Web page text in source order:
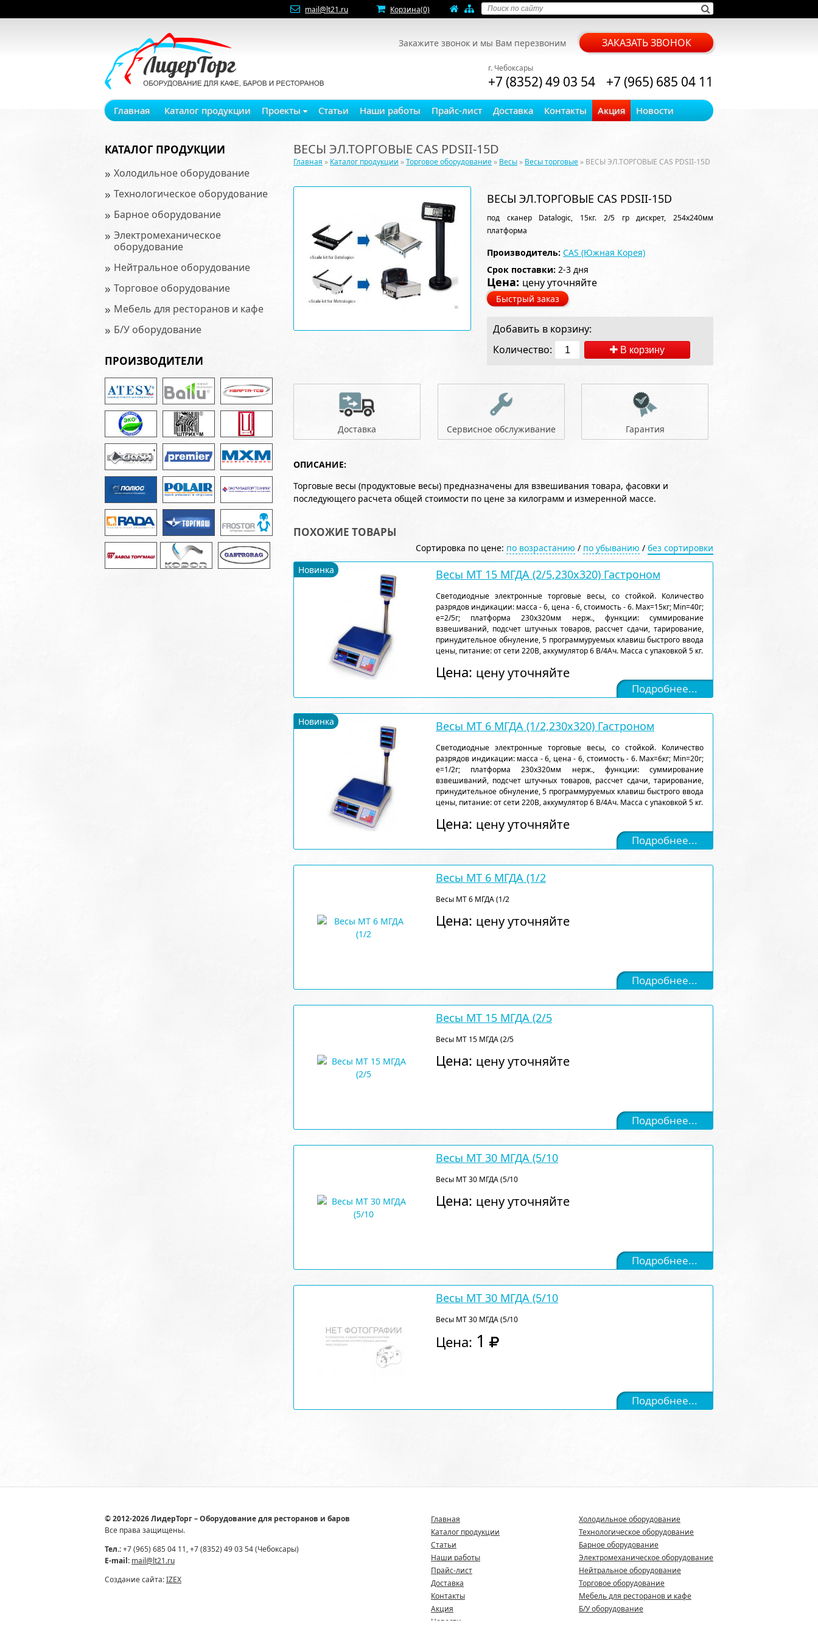
mail@lt21.ru Корзина(0)
Закажите звонок и мы Вам перезвоним ЗАКАЗАТЬ ЗВОНОК
г. Чебоксары
+7 (8352) 49 03 54 +7 (965) 685 04 11
Главная Каталог продукции Проекты Статьи Наши работы Прайс-лист Доставка Контакты Акция Новости
КАТАЛОГ ПРОДУКЦИИ
» Холодильное оборудование
» Технологическое оборудование
» Барное оборудование
» Электромеханическое
оборудование
» Нейтральное оборудование
» Торговое оборудование
» Мебель для ресторанов и кафе
» Б/У оборудование
ПРОИЗВОДИТЕЛИ
ВЕСЫ ЭЛ.ТОРГОВЫЕ CAS PDSII-15D
Главная » Каталог продукции »Торговое оборудование» Весы » Весы торговые » ВЕСЫ ЭЛ.ТОРГОВЫЕ CAS PDSII-15D
ВЕСЫ ЭЛ.ТОРГОВЫЕ CAS PDSII-15D
под сканер Datalogic, 15кг. 2/5 гр дискрет, 254х240мм
платформа
Производитель: CAS (Южная Корея)
Срок поставки: 2-3 дня
Цена: цену уточняйте
Быстрый заказ
Добавить в корзину:
Количество:
В корзину
Доставка Сервисное обслуживание Гарантия
ОПИСАНИЕ:
Торговые весы (продуктовые весы) предназначены для взвешивания товара, фасовки и
последующего расчета общей стоимости по цене за килограмм и измеренной массе.
ПОХОЖИЕ ТОВАРЫ
Сортировка по цене: по возрастанию / по убыванию / без сортировки
Новинка
Весы МТ 15 МГДА (2/5,230х320) Гастроном
Светодиодные электронные торговые весы, со стойкой. Количество
разрядов индикации: масса - 6, цена - 6, стоимость - 6. Max=15кг; Min=40г;
e=2/5г; платформа 230х320мм нерж., функции: суммирование
взвешиваний, подсчет штучных товаров, рассчет сдачи, тарирование,
принудительное обнуление, 5 программуруемых клавиш быстрого ввода
цены, питание: от сети 220В, аккумулятор 6 В/4Ач. Масса с упаковкой 5 кг.
Цена: цену уточняйте
Подробнее...
Новинка Весы МТ 6 МГДА (1/2,230х320) Гастроном
Светодиодные электронные торговые весы, со стойкой. Количество
разрядов индикации: масса - 6, цена - 6, стоимость - 6. Max=6кг; Min=20г;
e=1/2г; платформа 230х320мм нерж., функции: суммирование
взвешиваний, подсчет штучных товаров, рассчет сдачи, тарирование,
принудительное обнуление, 5 программуруемых клавиш быстрого ввода
цены, питание: от сети 220В, аккумулятор 6 В/4Ач. Масса с упаковкой 5 кг.
Цена: цену уточняйте
Подробнее...
Весы МТ 6 МГДА (1/2
Весы МТ 6 МГДА (1/2
Цена: цену уточняйте
Подробнее...
Весы МТ 15 МГДА (2/5
Весы МТ 15 МГДА (2/5
Цена: цену уточняйте
Подробнее...
Весы МТ 30 МГДА (5/10
Весы МТ 30 МГДА (5/10
Цена: цену уточняйте
Подробнее...
Весы МТ 30 МГДА (5/10
Весы МТ 30 МГДА (5/10
Цена: 1
Подробнее...
© 2012-2026 ЛидерТорг – Оборудование для ресторанов и баров
Все права защищены.
Тел.:+7 (965) 685 04 11, +7 (8352) 49 03 54 (Чебоксары)
E-mail: mail@lt21.ru
Создание сайта:IZEX
Главная
Каталог продукции
Статьи
Наши работы
Прайс-лист
Доставка
Контакты
Акция
Новости
Холодильное оборудование
Технологическое оборудование
Барное оборудование
Электромеханическое оборудование
Нейтральное оборудование
Торговое оборудование
Мебель для ресторанов и кафе
Б/У оборудование